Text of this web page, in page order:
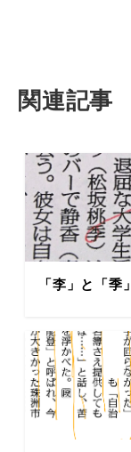
関連記事
「李」と「季」